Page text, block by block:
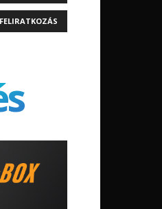
FELIRATKOZÁS